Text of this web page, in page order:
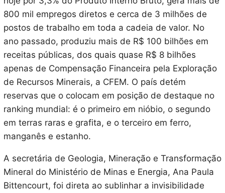
800 mil empregos diretos e cerca de 3 milhões de
postos de trabalho em toda a cadeia de valor. No
ano passado, produziu mais de R$ 100 bilhões em
receitas públicas, dos quais quase R$ 8 bilhões
apenas de Compensação Financeira pela Exploração
de Recursos Minerais, a CFEM. O país detém
reservas que o colocam em posição de destaque no
ranking mundial: é o primeiro em nióbio, o segundo
em terras raras e grafita, e o terceiro em ferro,
manganês e estanho.
A secretária de Geologia, Mineração e Transformação
Mineral do Ministério de Minas e Energia, Ana Paula
Bittencourt, foi direta ao sublinhar a invisibilidade